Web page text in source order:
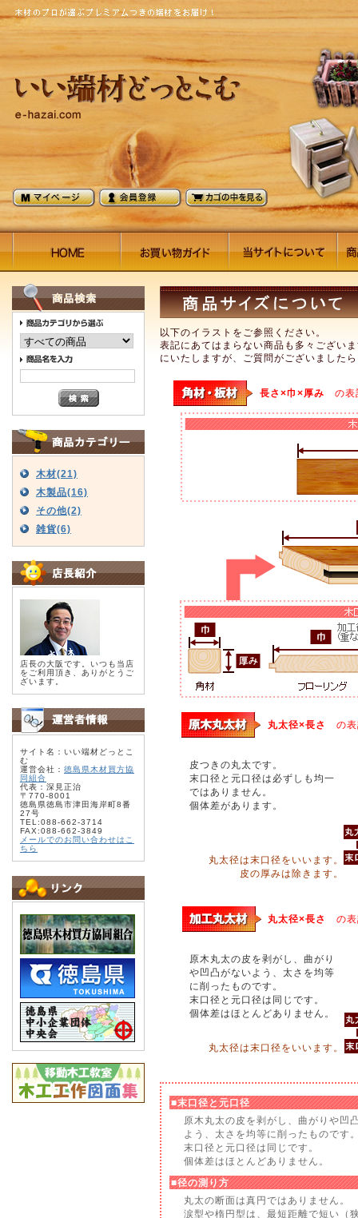
木材(21)
木製品(16)
その他(2)
雑貨(6)
店長の大阪です。いつも当店
をご利用頂き、ありがとうご
ざいます。
サイト名：いい端材どっとこ
む
運営会社： 徳島県木材買方協
同組合
代表：深見正治
〒770-8001
徳島県徳島市津田海岸町8番
27号
TEL:088-662-3714
FAX:088-662-3849
メールでのお問い合わせはこ
ちら
以下のイラストをご参照ください。
表記にあてはまらない商品も多々ござい
にいたしますが、ご質問がございました
長さ×巾×厚み の表
丸太径×長さ の表
皮つきの丸太です。
末口径と元口径は必ずしも均一
ではありません。
個体差があります。
丸太径は末口径をいいます。
皮の厚みは除きます。
丸太径×長さ の表
原木丸太の皮を剥がし、曲がり
や凹凸がないよう、太さを均等
に削ったものです。
末口径と元口径は同じです。
個体差はほとんどありません。
丸太径は末口径をいいます。
■末口径と元口径
原木丸太の皮を剥がし、曲がりや凹
よう、太さを均等に削ったものです
末口径と元口径は同じです。
個体差はほとんどありません。
■径の測り方
丸太の断面は真円ではありません。
涙型や楕円型は、最短距離で短い（